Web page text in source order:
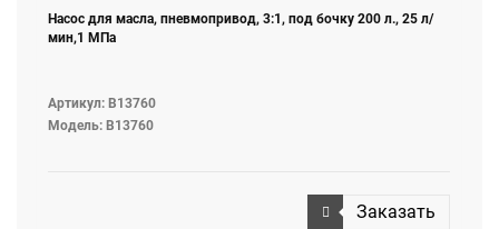
Насос для масла, пневмопривод, 3:1, под бочку 200 л., 25 л/
мин,1 МПа
Артикул: B13760
Модель: B13760
Заказать